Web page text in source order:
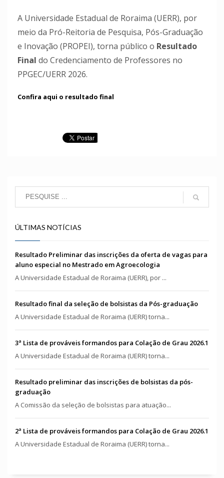
A Universidade Estadual de Roraima (UERR), por
meio da Pró-Reitoria de Pesquisa, Pós-Graduação
e Inovação (PROPEI), torna público o Resultado
Final do Credenciamento de Professores no
PPGEC/UERR 2026.
Confira aqui o resultado final
ÚLTIMAS NOTÍCIAS
Resultado Preliminar das inscrições da oferta de vagas para
aluno especial no Mestrado em Agroecologia
A Universidade Estadual de Roraima (UERR), por ...
Resultado final da seleção de bolsistas da Pós-graduação
A Universidade Estadual de Roraima (UERR) torna...
3ª Lista de prováveis formandos para Colação de Grau 2026.1
A Universidade Estadual de Roraima (UERR) torna...
Resultado preliminar das inscrições de bolsistas da pós-
graduação
A Comissão da seleção de bolsistas para atuação...
2ª Lista de prováveis formandos para Colação de Grau 2026.1
A Universidade Estadual de Roraima (UERR) torna...